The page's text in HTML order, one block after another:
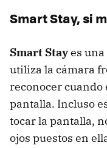
Smart Stay, si
Smart Stayes una
utiliza la cámara
reconocer cuando
pantalla. Incluso
tocar la pantalla,
ojos puestos en